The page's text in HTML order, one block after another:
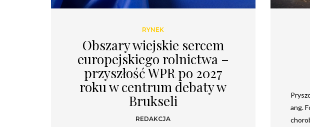
RYNEK
Obszary wiejskie sercem
europejskiego rolnictwa –
przyszłość WPR po 2027
roku w centrum debaty w
Brukseli
REDAKCJA
ang.
w tygodniu